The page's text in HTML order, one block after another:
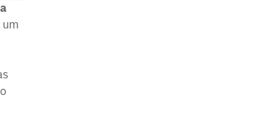
um